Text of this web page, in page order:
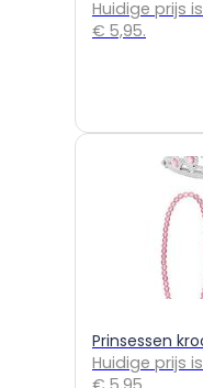
Huidige prijs
€ 5,95.
Prinsessen
Huidige prijs